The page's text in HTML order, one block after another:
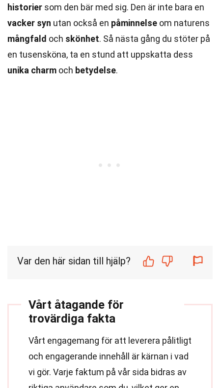
historier som den bär med sig. Den är inte bara en
vacker syn utan också en påminnelse om naturens
mångfald och skönhet. Så nästa gång du stöter på
en tusensköna, ta en stund att uppskatta dess
unika charm och betydelse.
Var den här sidan till hjälp?
Vårt åtagande för
trovärdiga fakta
Vårt engagemang för att leverera pålitligt
och engagerande innehåll är kärnan i vad
vi gör. Varje faktum på vår sida bidras av